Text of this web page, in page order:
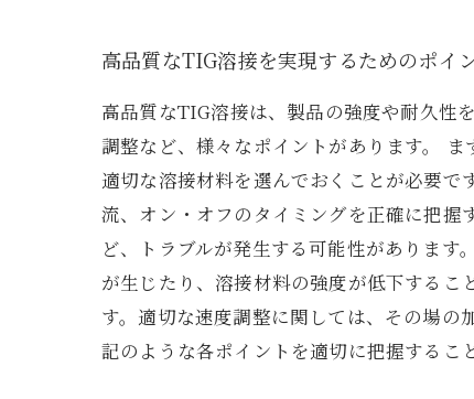
高品質なTIG溶接を実現するためのポイ
高品質なTIG溶接は、製品の強度や耐久性
調整など、様々なポイントがあります。
適切な溶接材料を選んでおくことが必要で
流、オン・オフのタイミングを正確に把握
ど、トラブルが発生する可能性がありま
が生じたり、溶接材料の強度が低下する
す。適切な速度調整に関しては、その場
記のような各ポイントを適切に把握するこ